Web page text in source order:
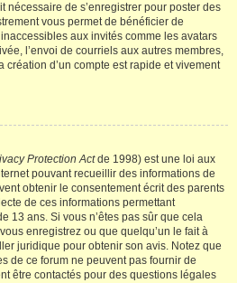
nécessaire de s’enregistrer pour poster des
vous permet de bénéficier de
aux invités comme les avatars
l’envoi de courriels aux autres membres,
création d’un compte est rapide et vivement
Protection Actde 1998) est une loi aux
pouvant recueillir des informations de
obtenir le consentement écrit des parents
de ces informations permettant
13 ans. Si vous n’êtes pas sûr que cela
enregistrez ou que quelqu’un le fait à
juridique pour obtenir son avis. Notez que
de ce forum ne peuvent pas fournir de
être contactés pour des questions légales